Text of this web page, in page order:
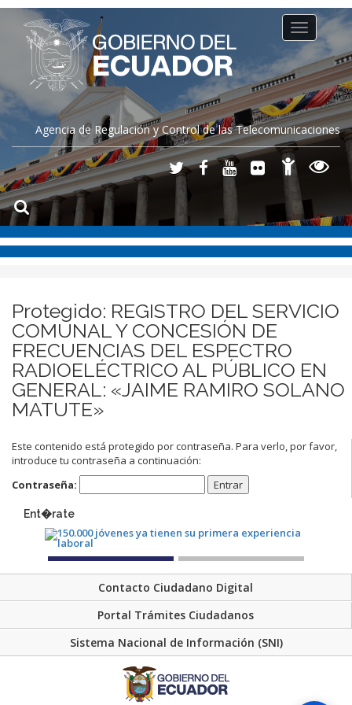
Agencia de Regulación y Control de las Telecomunicaciones
Toggle
navigation
Protegido: REGISTRO DEL SERVICIO
COMUNAL Y CONCESIÓN DE
FRECUENCIAS DEL ESPECTRO
RADIOELÉCTRICO AL PÚBLICO EN
GENERAL: «JAIME RAMIRO SOLANO
MATUTE»
Este contenido está protegido por contraseña. Para verlo, por favor,
introduce tu contraseña a continuación:
Contraseña:
Ent�rate
Contacto Ciudadano Digital
Portal Trámites Ciudadanos
Sistema Nacional de Información (SNI)